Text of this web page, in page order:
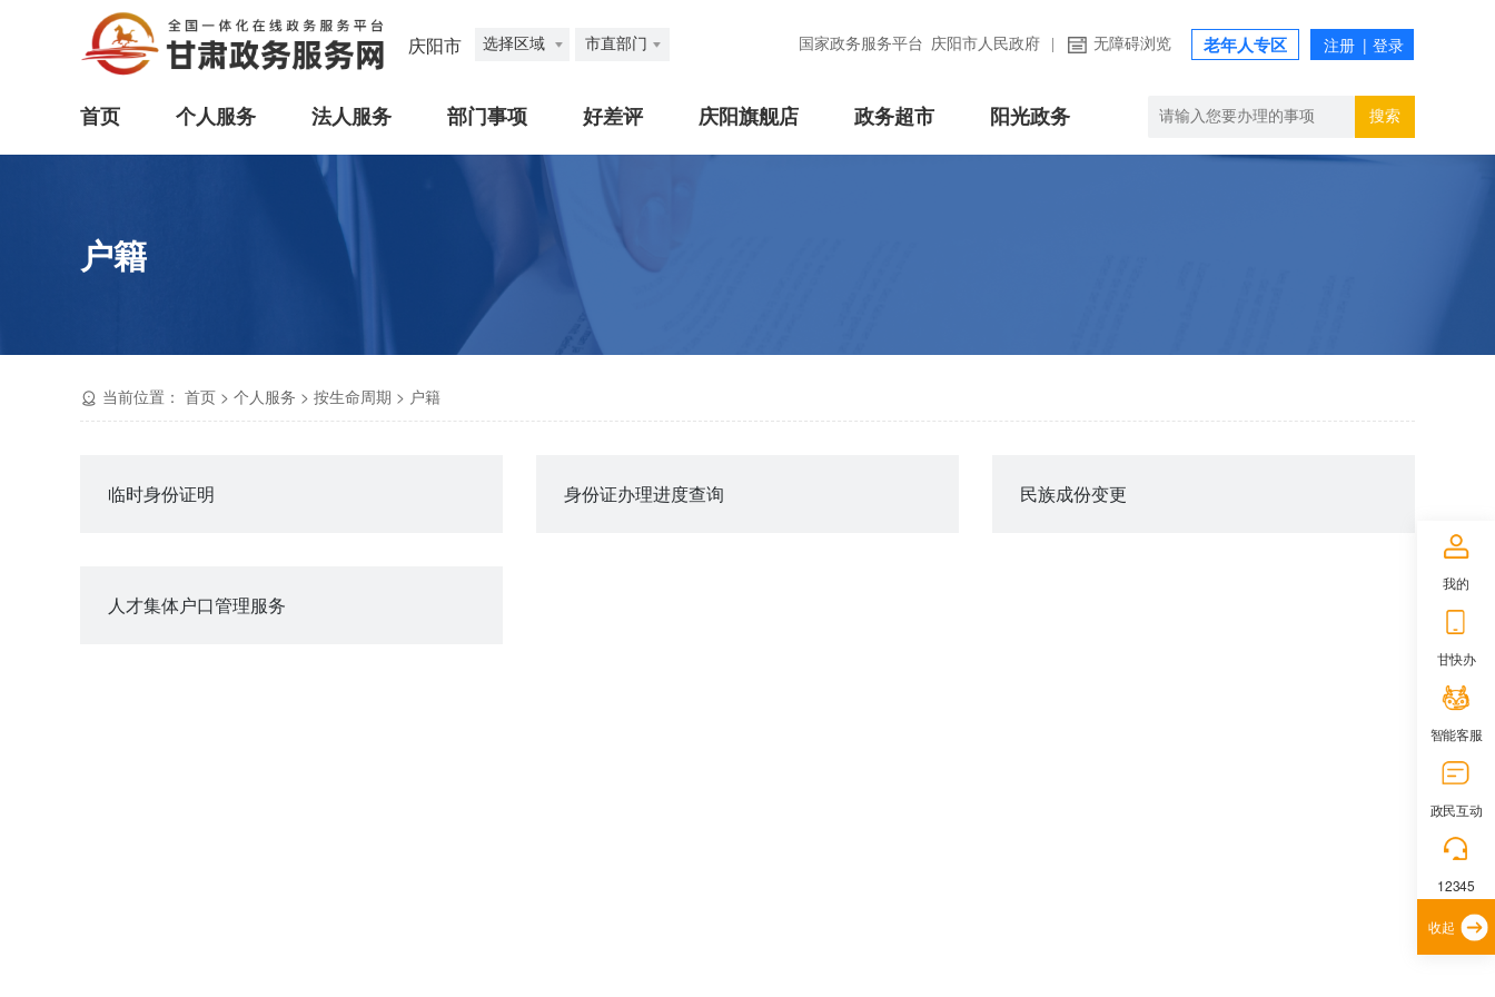
庆阳市 选择区域 市直部门 国家政务服务平台 庆阳市人民政府 无障碍浏览 老年人专区
首页 个人服务 法人服务 部门事项 好差评 庆阳旗舰店 政务超市 阳光政务 搜索
户籍
当前位置： 首页 > 个人服务 > 按生命周期 > 户籍
临时身份证明 身份证办理进度查询 民族成份变更
人才集体户口管理服务
我的
甘快办
智能客服
政民互动
12345
收起